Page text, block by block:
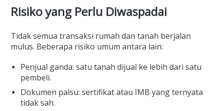
Risiko yang Perlu Diwaspadai
Tidak semua transaksi rumah dan tanah berjalan
mulus. Beberapa risiko umum antara lain:
Penjual ganda: satu tanah dijual ke lebih dari satu
pembeli.
Dokumen palsu: sertifikat atau IMB yang ternyata
tidak sah.